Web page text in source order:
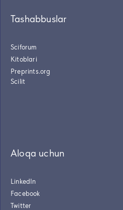
Tashabbuslar
Sciforum
Kitoblari
Preprints.org
Scilit
Aloqa uchun
LinkedIn
Facebook
Twitter